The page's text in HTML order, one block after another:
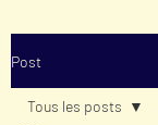
Post
Tous les posts